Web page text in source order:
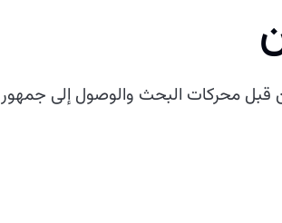
قبل محركات البحث والوصول إلى جمهور